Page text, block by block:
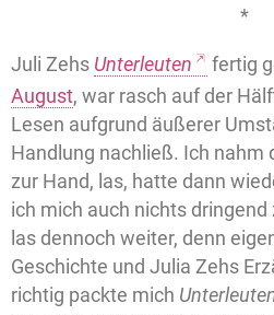
*
Juli Zehs Unterleuten fertig
August, war rasch auf der
Lesen aufgrund äußerer
Handlung nachließ. Ich nahm
zur Hand, las, hatte dann
ich mich auch nichts dringend
las dennoch weiter, denn
Geschichte und Julia Zehs
richtig packte mich